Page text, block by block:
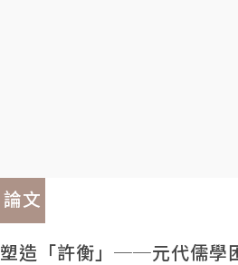
論文
塑造「許衡」──元代儒學